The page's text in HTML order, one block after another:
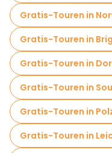
Gratis-Touren in
Gratis-Touren in
Gratis-Touren in
Gratis-Touren in
Gratis-Touren in
Gratis-Touren in